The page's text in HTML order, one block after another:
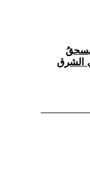
يسحقُ
الشرق